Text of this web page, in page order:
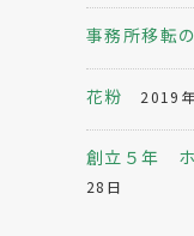
事務所移転
花粉 2019
創立５年
28日